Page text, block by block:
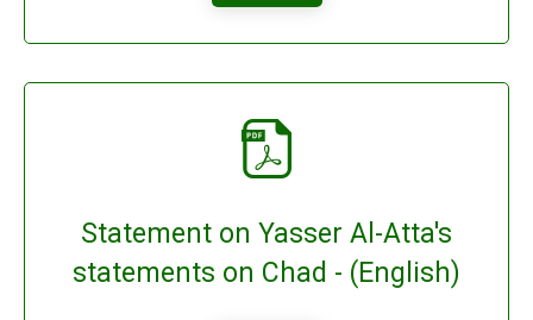
Statement on Yasser Al-Atta's
statements on Chad - (English)